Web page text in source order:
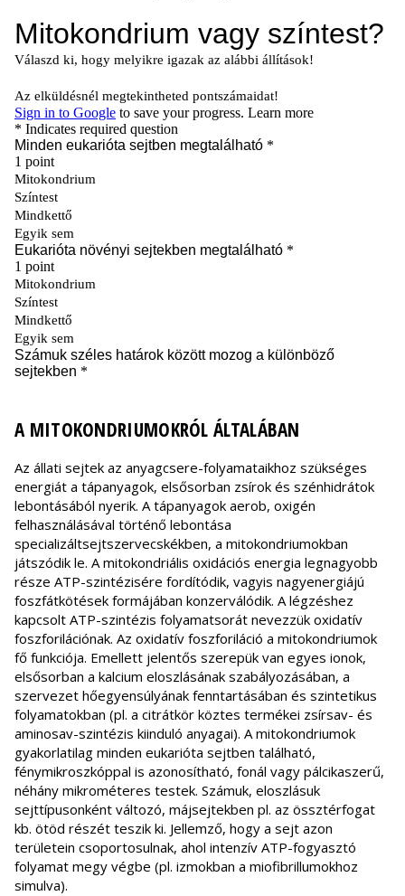
A MITOKONDRIUMOKRÓL ÁLTALÁBAN
Az állati sejtek az anyagcsere-folyamataikhoz szükséges
energiát a tápanyagok, elsősorban zsírok és szénhidrátok
lebontásából nyerik. A tápanyagok aerob, oxigén
felhasználásával történő lebontása
specializáltsejtszervecskékben, a mitokondriumokban
játszódik le. A mitokondriális oxidációs energia legnagyobb
része ATP-szintézisére fordítódik, vagyis nagyenergiájú
foszfátkötések formájában konzerválódik. A légzéshez
kapcsolt ATP-szintézis folyamatsorát nevezzük oxidatív
foszforilációnak. Az oxidatív foszforiláció a mitokondriumok
fő funkciója. Emellett jelentős szerepük van egyes ionok,
elsősorban a kalcium eloszlásának szabályozásában, a
szervezet hőegyensúlyának fenntartásában és szintetikus
folyamatokban (pl. a citrátkör köztes termékei zsírsav- és
aminosav-szintézis kiinduló anyagai). A mitokondriumok
gyakorlatilag minden eukarióta sejtben található,
fénymikroszkóppal is azonosítható, fonál vagy pálcikaszerű,
néhány mikrométeres testek. Számuk, eloszlásuk
sejttípusonként változó, májsejtekben pl. az össztérfogat
kb. ötöd részét teszik ki. Jellemző, hogy a sejt azon
területein csoportosulnak, ahol intenzív ATP-fogyasztó
folyamat megy végbe (pl. izmokban a miofibrillumokhoz
simulva).